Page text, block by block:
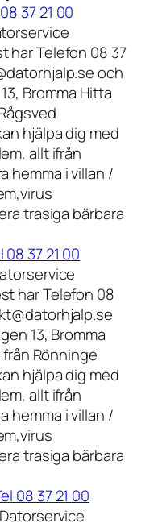
37 21 00
har Telefon 08 37
och
Bromma Hitta
hjälpa dig med
allt ifrån
hemma i villan /
trasiga bärbara
37 21 00
har Telefon 08
13, Bromma
Rönninge
hjälpa dig med
allt ifrån
hemma i villan /
trasiga bärbara
08 37 21 00